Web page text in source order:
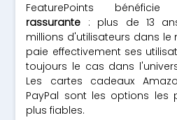
FeaturePoints
rassurante : plus de 13
millions d'utilisateurs dans le
paie effectivement ses
toujours le cas dans
Les cartes cadeaux
PayPal sont les options les
plus fiables.